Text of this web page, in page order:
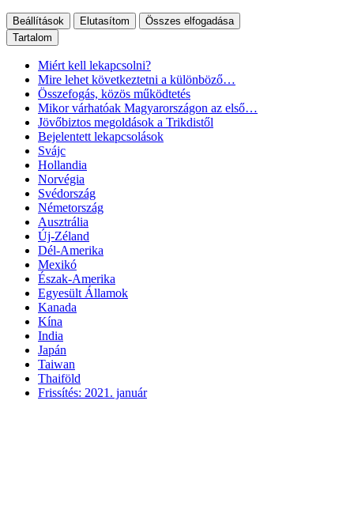
Beállítások Elutasítom
Összes elfogadása
Tartalom
Miért kell lekapcsolni?
Mire lehet következtetni a különböző…
Összefogás, közös működtetés
Mikor várhatóak Magyarországon az első…
Jövőbiztos megoldások a Trikdistől
Bejelentett lekapcsolások
Svájc
Hollandia
Norvégia
Svédország
Németország
Ausztrália
Új-Zéland
Dél-Amerika
Mexikó
Észak-Amerika
Egyesült Államok
Kanada
Kína
India
Japán
Taiwan
Thaiföld
Frissítés: 2021. január